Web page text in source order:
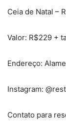
Ceia de Natal –
Valor: R$229 +
Endereço:
Instagram:
Contato para